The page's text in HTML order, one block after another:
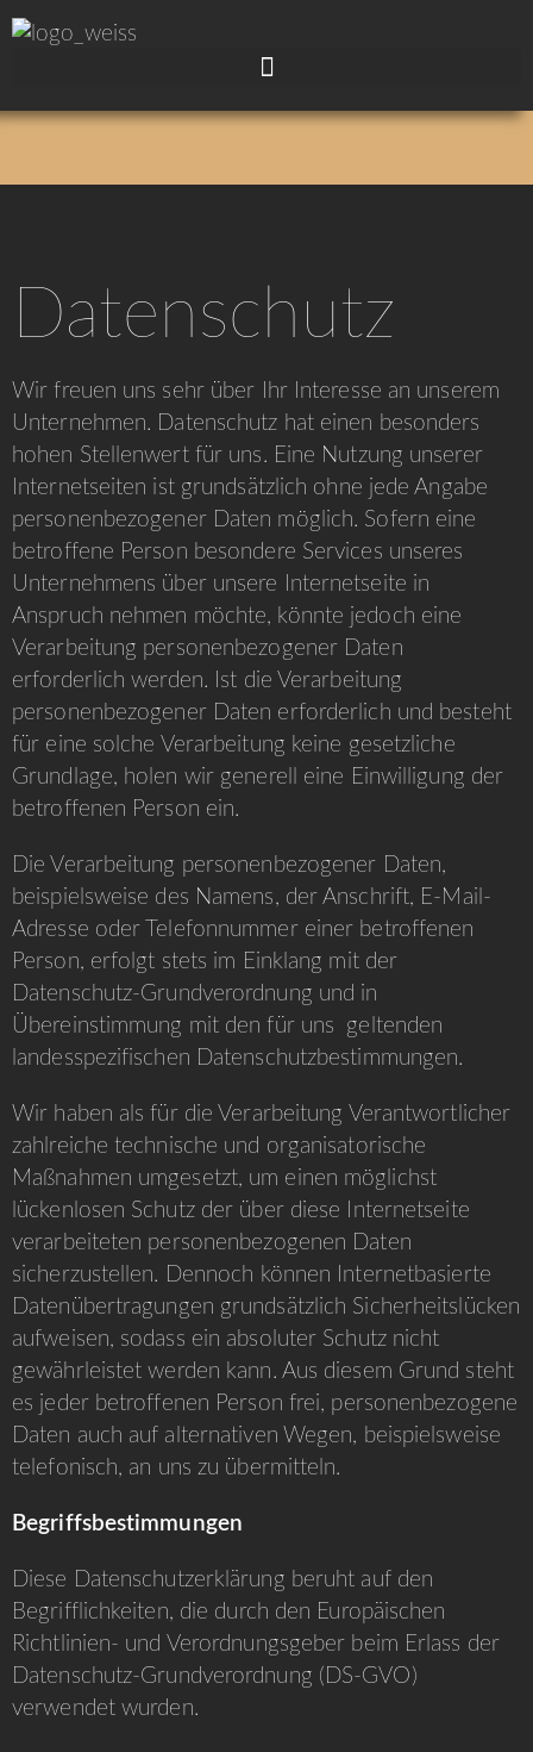
Datenschutz
Wir freuen uns sehr über Ihr Interesse an unserem
Unternehmen. Datenschutz hat einen besonders
hohen Stellenwert für uns. Eine Nutzung unserer
Internetseiten ist grundsätzlich ohne jede Angabe
personenbezogener Daten möglich. Sofern eine
betroffene Person besondere Services unseres
Unternehmens über unsere Internetseite in
Anspruch nehmen möchte, könnte jedoch eine
Verarbeitung personenbezogener Daten
erforderlich werden. Ist die Verarbeitung
personenbezogener Daten erforderlich und besteht
für eine solche Verarbeitung keine gesetzliche
Grundlage, holen wir generell eine Einwilligung der
betroffenen Person ein.
Die Verarbeitung personenbezogener Daten,
beispielsweise des Namens, der Anschrift, E-Mail-
Adresse oder Telefonnummer einer betroffenen
Person, erfolgt stets im Einklang mit der
Datenschutz-Grundverordnung und in
Übereinstimmung mit den für uns geltenden
landesspezifischen Datenschutzbestimmungen.
Wir haben als für die Verarbeitung Verantwortlicher
zahlreiche technische und organisatorische
Maßnahmen umgesetzt, um einen möglichst
lückenlosen Schutz der über diese Internetseite
verarbeiteten personenbezogenen Daten
sicherzustellen. Dennoch können Internetbasierte
Datenübertragungen grundsätzlich Sicherheitslücken
aufweisen, sodass ein absoluter Schutz nicht
gewährleistet werden kann. Aus diesem Grund steht
es jeder betroffenen Person frei, personenbezogene
Daten auch auf alternativen Wegen, beispielsweise
telefonisch, an uns zu übermitteln.
Begriffsbestimmungen
Diese Datenschutzerklärung beruht auf den
Begrifflichkeiten, die durch den Europäischen
Richtlinien- und Verordnungsgeber beim Erlass der
Datenschutz-Grundverordnung (DS-GVO)
verwendet wurden.